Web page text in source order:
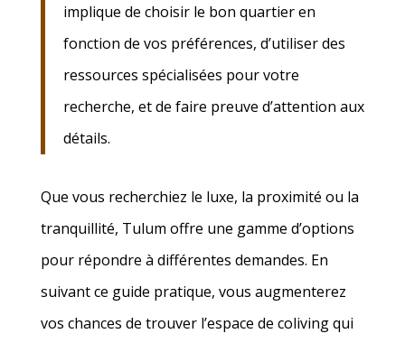
implique de choisir le bon quartier en
fonction de vos préférences, d’utiliser des
ressources spécialisées pour votre
recherche, et de faire preuve d’attention aux
détails.
Que vous recherchiez le luxe, la proximité ou la
tranquillité, Tulum offre une gamme d’options
pour répondre à différentes demandes. En
suivant ce guide pratique, vous augmenterez
vos chances de trouver l’espace de coliving qui